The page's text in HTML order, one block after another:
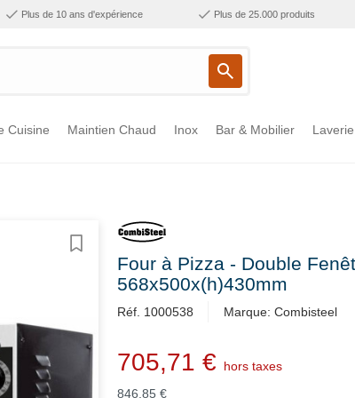
Plus de 10 ans d'expérience Plus de 25.000 produits
Cuisine Maintien Chaud Inox Bar & Mobilier
Four à Pizza - Double
568x500x(h)430mm
Réf. 1000538 Marque: Combisteel
705,71 €
hors taxes
846,85 €